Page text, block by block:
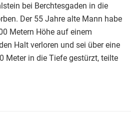
bei Berchtesgaden in die
Der 55 Jahre alte Mann habe
Metern Höhe auf einem
Halt verloren und sei über eine
Meter in die Tiefe gestürzt, teilte